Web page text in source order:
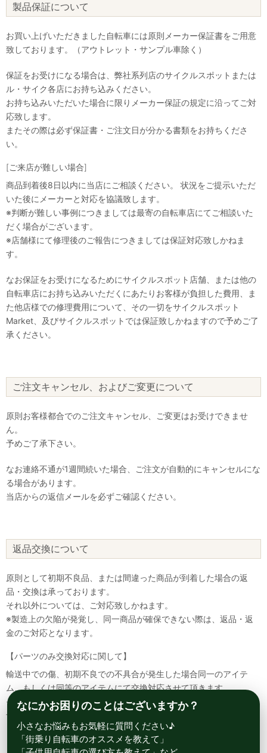
製品保証について
お買い上げいただきました自転車には原則メーカー保証書をご用意
致しております。（アウトレット・サンプル車除く）
保証をお受けになる場合は、弊社系列店のサイクルスポットまたは
ル・サイク各店にお持ち込みください。
お持ち込みいただいた場合に限りメーカー保証の規定に沿ってご対
応致します。
またその際は必ず保証書・ご注文日が分かる書類をお持ちくださ
い。
[ご来店が難しい場合]
商品到着後8日以内に当店にご相談ください。 状況をご提示いただ
いた後にメーカーと対応を協議致します。
※判断が難しい事例につきましては最寄の自転車店にてご相談いた
だく場合がございます。
※店舗様にて修理後のご報告につきましては保証対応致しかねま
す。
なお保証をお受けになるためにサイクルスポット店舗、または他の
自転車店にお持ち込みいただくにあたりお客様が負担した費用、ま
た他店様での修理費用について、その一切をサイクルスポット
Market、及びサイクルスポットでは保証致しかねますので予めご了
承ください。
ご注文キャンセル、およびご変更について
原則お客様都合でのご注文キャンセル、ご変更はお受けできませ
ん。
予めご了承下さい。
なお連絡不通が1週間続いた場合、ご注文が自動的にキャンセルにな
る場合があります。
当店からの返信メールを必ずご確認ください。
返品交換について
原則として初期不良品、または間違った商品が到着した場合の返
品・交換は承っております。
それ以外については、ご対応致しかねます。
※製造上の欠陥が発覚し、同一商品が確保できない際は、返品・返
金のご対応となります。
【パーツのみ交換対応に関して】
輸送中での傷、初期不良での不具合が発生した場合同一のアイテ
ム、もしくは同等のアイテムにて交換対応させて頂きます。
その場合該当部品を着払いにて返送して頂く必要が御座いますので
予めご了承ください。
なにかお困りのことはございますか？
小さなお悩みもお気軽に質問ください♪
「街乗り自転車のオススメを教えて」